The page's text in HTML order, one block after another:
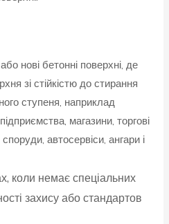
нові бетонні поверхні, де
зі стійкістю до стирання
ступеня, наприклад
магазини, торгові
автосервіси, ангари і
коли немає спеціальних
захису або стандартов